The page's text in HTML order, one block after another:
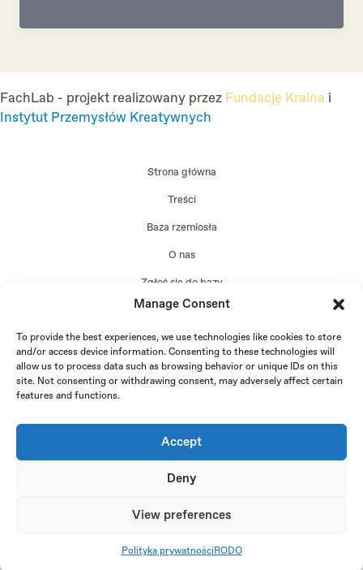
Manage Consent
To provide the best experiences, we use technologies like cookies to store
and/or access device information. Consenting to these technologies will
allow us to process data such as browsing behavior or unique IDs on this
site. Not consenting or withdrawing consent, may adversely affect certain
features and functions.
Accept
Deny
View preferences
Polityka prywatnościRODO
FachLab - projekt realizowany przez Fundację Kraina i
Instytut Przemysłów Kreatywnych
Strona główna
Treści
Baza rzemiosła
O nas
Zgłoś się do bazy
Edycja 2024
Copyright © 2026 FachLab - projekt realizowany przez Fundację Kraina i Instytut Przemysłów